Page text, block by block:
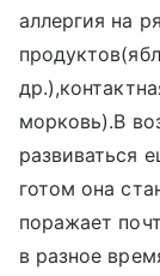
аллергия на
морковь).В
развиваться
готом она
поражает
в разное